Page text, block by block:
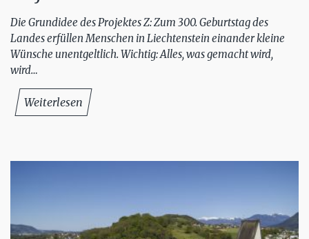
Die Grundidee des Projektes Z: Zum 300. Geburtstag des
Landes erfüllen Menschen in Liechtenstein einander kleine
Wünsche unentgeltlich. Wichtig: Alles, was gemacht wird,
wird…
Weiterlesen